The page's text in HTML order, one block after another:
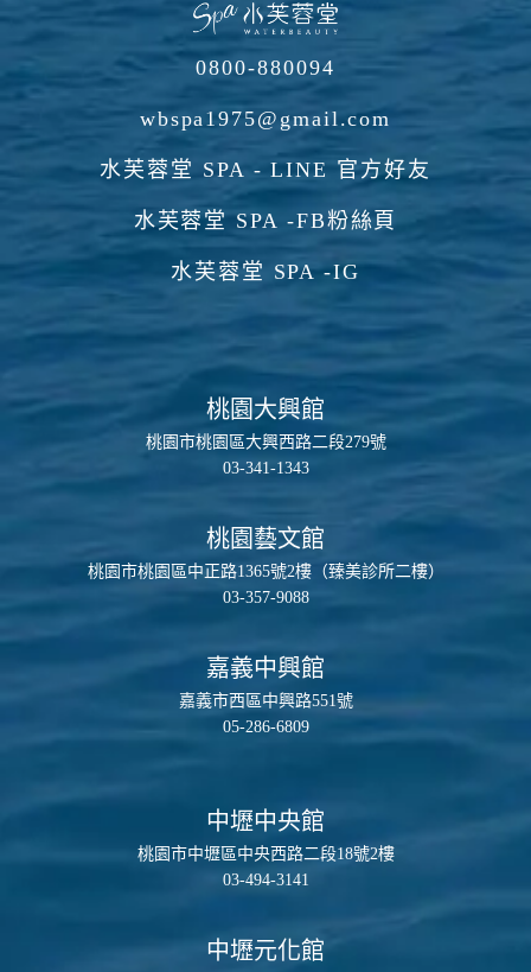
0800-880094
wbspa1975@gmail.com
水芙蓉堂 SPA - LINE 官方好友
水芙蓉堂 SPA -FB粉絲頁
水芙蓉堂 SPA -IG
桃園大興館
桃園市桃園區大興西路二段279號
03-341-1343
桃園藝文館
桃園市桃園區中正路1365號2樓（臻美診所二樓）
03-357-9088
嘉義中興館
嘉義市西區中興路551號
05-286-6809
中壢中央館
桃園市中壢區中央西路二段18號2樓
03-494-3141
中壢元化館